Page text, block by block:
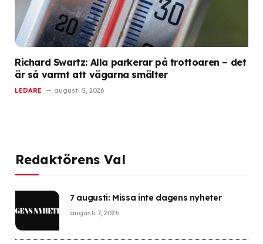
Richard Swartz: Alla parkerar på trottoaren – det
är så varmt att vägarna smälter
LEDARE augusti 5, 2026
Redaktörens Val
7 augusti: Missa inte dagens nyheter
augusti 7, 2026